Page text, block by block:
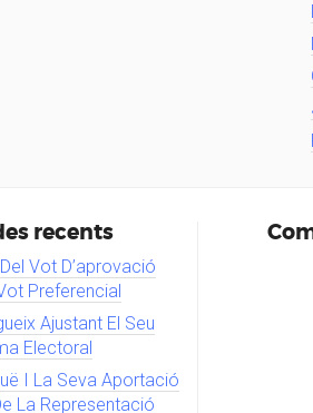
recents
Vot D’aprovació
Preferencial
Ajustant El Seu
Electoral
I La Seva Aportació
La Representació